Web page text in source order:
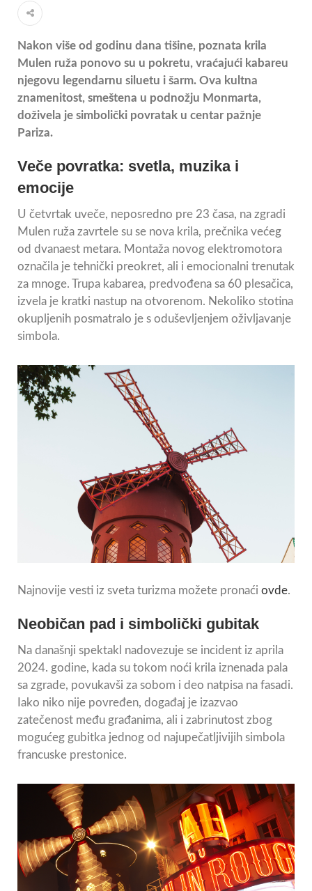
Nakon više od godinu dana tišine, poznata krila
Mulen ruža ponovo su u pokretu, vraćajući kabareu
njegovu legendarnu siluetu i šarm. Ova kultna
znamenitost, smeštena u podnožju Monmarta,
doživela je simbolički povratak u centar pažnje
Pariza.
Veče povratka: svetla, muzika i
emocije
U četvrtak uveče, neposredno pre 23 časa, na zgradi
Mulen ruža zavrtele su se nova krila, prečnika većeg
od dvanaest metara. Montaža novog elektromotora
označila je tehnički preokret, ali i emocionalni trenutak
za mnoge. Trupa kabarea, predvođena sa 60 plesačica,
izvela je kratki nastup na otvorenom. Nekoliko stotina
okupljenih posmatralo je s oduševljenjem oživljavanje
simbola.
Najnovije vesti iz sveta turizma možete pronaći ovde.
Neobičan pad i simbolički gubitak
Na današnji spektakl nadovezuje se incident iz aprila
2024. godine, kada su tokom noći krila iznenada pala
sa zgrade, povukavši za sobom i deo natpisa na fasadi.
Iako niko nije povređen, događaj je izazvao
zatečenost među građanima, ali i zabrinutost zbog
mogućeg gubitka jednog od najupečatljivijih simbola
francuske prestonice.